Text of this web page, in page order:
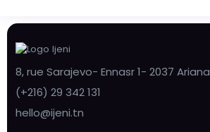
8, rue Sarajevo- Ennasr 1- 2037 Ariana
(+216) 29 342 131
hello@ijeni.tn